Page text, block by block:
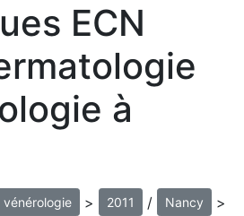
ECN
à
vénérologie > 2011 / Nancy >